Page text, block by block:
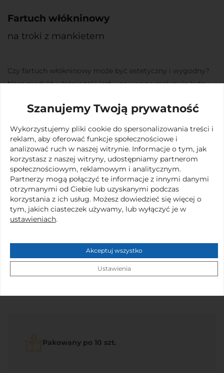
Fartuch włókninowy
na troki z mankietem
Czy fartuch włókninowy może być estetyczny i wygodny?
Nasz produkt właśnie taki jest – na uwagę zasługuje ładny
Dostępny rozmiar to XXL(120x140cm) w kolorze biały i
(PP)25g/m2.
Produkt podlega regulacji (EU) 2016/425, Regulacji REACH,
materiał bezpieczny w kontakcie z pożywieniem EU 10/2011.
Zapewnia odpowiedni poziom ochrony przed
zanieczyszczeniami chemicznymi i innymi.
Materiał:Włóknina (PP) 25g/m2
Kolory:
Pakowany po 10 szt.
leave
this
Komandytowa . Kontakt z Administratorem
biuro@supernovainternational.eu. Więcej
osobowych przezSupernova Michalak Sp.
Komandytowa
znajdą państwo w naszej
Prywatności
WYŚLIJ
Szanujemy Twoją prywatność
Wykorzystujemy pliki cookie do spersonalizowania treści i
reklam, aby oferować funkcje społecznościowe i
analizować ruch w naszej witrynie. Informacje o tym, jak
korzystasz z naszej witryny, udostępniamy partnerom
społecznościowym, reklamowym i analitycznym.
Partnerzy mogą połączyć te informacje z innymi danymi
otrzymanymi od Ciebie lub uzyskanymi podczas
korzystania z ich usług. Możesz dowiedzieć się więcej o
tym, jakich ciasteczek używamy, lub wyłączyć je w
ustawieniach.
Akceptuj wszystko
Ustawienia